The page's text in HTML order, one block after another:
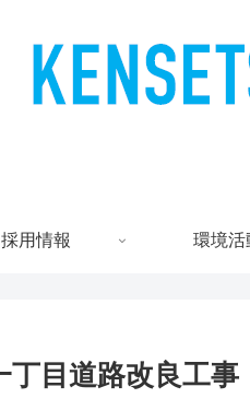
採用情報 環境活
目道路改良工事